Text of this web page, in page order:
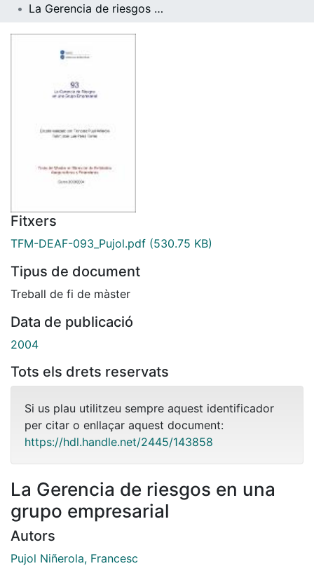
La Gerencia de riesgos en una grupo empresarial
Fitxers
TFM-DEAF-093_Pujol.pdf (530.75 KB)
Tipus de document
Treball de fi de màster
Data de publicació
2004
Tots els drets reservats
Si us plau utilitzeu sempre aquest identificador
per citar o enllaçar aquest document:
https://hdl.handle.net/2445/143858
La Gerencia de riesgos en una
grupo empresarial
Autors
Pujol Niñerola, Francesc